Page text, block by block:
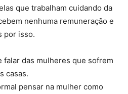
que trabalham cuidando da
nenhuma remuneração e
por isso.
falar das mulheres que sofrem
casas.
pensar na mulher como